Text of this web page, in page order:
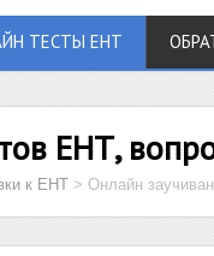
ТЕСТЫ ЕНТ
ЕНТ,
к ЕНТ > Онлайн